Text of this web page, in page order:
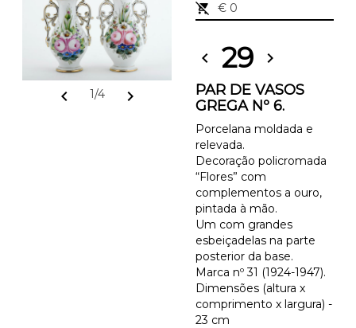
chevron_left 1/4 chevron_right
remove_shopping_cart
€ 0
chevron_left 29 chevron_right
PAR DE VASOS
GREGA Nº 6.
Porcelana moldada e
relevada.
Decoração policromada
“Flores” com
complementos a ouro,
pintada à mão.
Um com grandes
esbeiçadelas na parte
posterior da base.
Marca nº 31 (1924-1947).
Dimensões (altura x
comprimento x largura) -
23 cm